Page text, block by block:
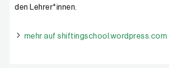
den Lehrer*innen.
mehr auf shiftingschool.wordpress.com